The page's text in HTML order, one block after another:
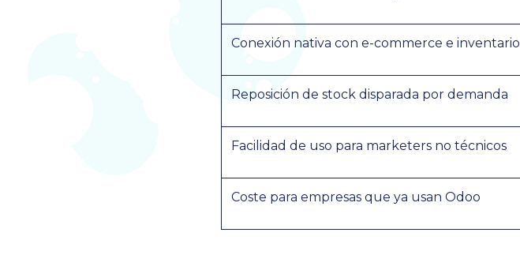
Conexión nativa con e-commerce e inventario
Reposición de stock disparada por demanda
Facilidad de uso para marketers no técnicos
Coste para empresas que ya usan Odoo